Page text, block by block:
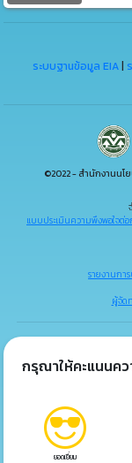
ระบบฐานข้อมูล EIA|
©2022 - สำนักงานนโ
แบบประเมินความพึงพอใจต่
รายงานกา
ผู้จัด
กรุณาให้คะแนนค
ยอดเยี่ยม